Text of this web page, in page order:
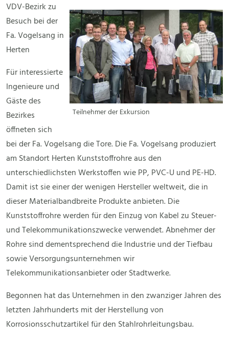
Teilnehmer der Exkursion
VDV-Bezirk zu
Besuch bei der
Fa. Vogelsang in
Herten
Für interessierte
Ingenieure und
Gäste des
Bezirkes
öffneten sich
bei der Fa. Vogelsang die Tore. Die Fa. Vogelsang produziert
am Standort Herten Kunststoffrohre aus den
unterschiedlichsten Werkstoffen wie PP, PVC-U und PE-HD.
Damit ist sie einer der wenigen Hersteller weltweit, die in
dieser Materialbandbreite Produkte anbieten. Die
Kunststoffrohre werden für den Einzug von Kabel zu Steuer-
und Telekommunikationszwecke verwendet. Abnehmer der
Rohre sind dementsprechend die Industrie und der Tiefbau
sowie Versorgungsunternehmen wir
Telekommunikationsanbieter oder Stadtwerke.
Begonnen hat das Unternehmen in den zwanziger Jahren des
letzten Jahrhunderts mit der Herstellung von
Korrosionsschutzartikel für den Stahlrohrleitungsbau.